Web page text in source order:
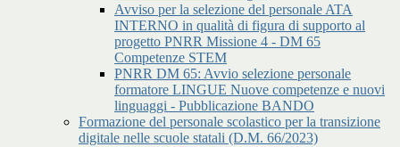
Avviso per la selezione del personale ATA
INTERNO in qualità di figura di supporto al
progetto PNRR Missione 4 - DM 65
Competenze STEM
PNRR DM 65: Avvio selezione personale
formatore LINGUE Nuove competenze e nuovi
linguaggi - Pubblicazione BANDO
Formazione del personale scolastico per la transizione
digitale nelle scuole statali (D.M. 66/2023)